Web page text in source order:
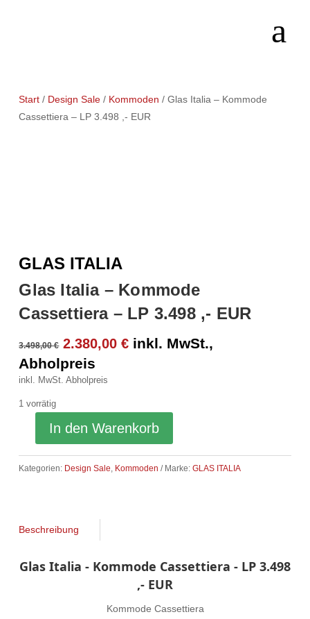
Start / Design Sale / Kommoden / Glas Italia – Kommode
Cassettiera – LP 3.498 ,- EUR
GLAS ITALIA
Glas Italia – Kommode
Cassettiera – LP 3.498 ,- EUR
3.498,00€ Ursprünglicher
Preis
war:
2.380,00€Aktueller
inkl. MwSt.,
Abholpreis
inkl. MwSt. Abholpreis
1 vorrätig
In den Warenkorb
Kategorien: Design Sale, Kommoden Marke:GLAS ITALIA
Beschreibung
Glas Italia - Kommode Cassettiera - LP 3.498
,- EUR
Kommode Cassettiera